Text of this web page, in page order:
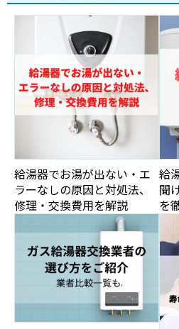
給湯器でお湯が出ない・エ
ラーなしの原因と対処法、
修理・交換費用を解説
給
聞
を